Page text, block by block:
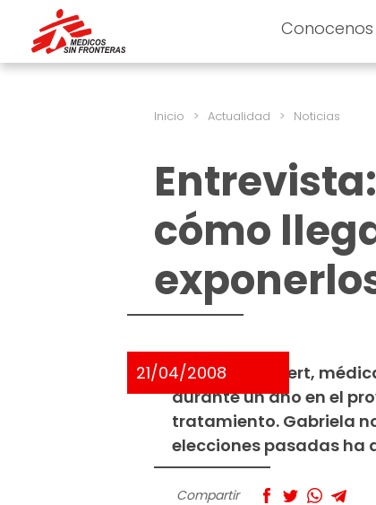
Conocenos
Inicio > Actualidad > Noticias
cómo
21/04/2008
Gabriela Peukert,
durante un año en el
tratamiento. Gabriela
elecciones pasadas ha
Compartir